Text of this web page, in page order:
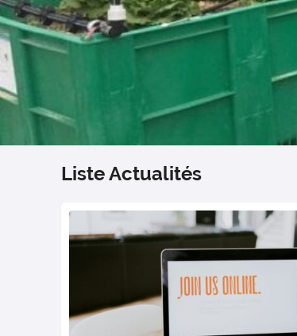
Liste Actualités